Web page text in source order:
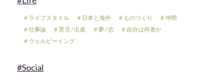
＃ライフスタイル ＃日本と海外 ＃ものづくり
＃仲間
＃仕事論
＃育児 / 出産 ＃夢 / 志
＃自分は何者か
＃ウェルビーイング
#Social